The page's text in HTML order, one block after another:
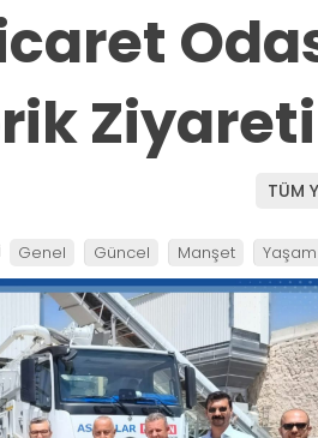
Ziyareti
TÜM
Genel Güncel Manşet Yaşam